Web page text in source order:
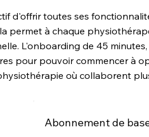
d'offrir toutes ses
permet à chaque
L'onboarding de 45
pour pouvoir commencer à
où collaborent
Abonnement de